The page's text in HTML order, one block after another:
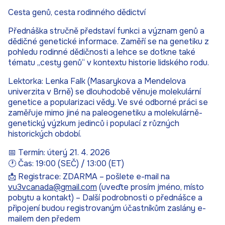
Cesta genů, cesta rodinného dědictví
Přednáška stručně představí funkci a význam genů a
dědičné genetické informace. Zaměří se na genetiku z
pohledu rodinné dědičnosti a lehce se dotkne také
tématu „cesty genů“ v kontextu historie lidského rodu.
Lektorka: Lenka Falk (Masarykova a Mendelova
univerzita v Brně) se dlouhodobě věnuje molekulární
genetice a popularizaci vědy. Ve své odborné práci se
zaměřuje mimo jiné na paleogenetiku a molekulárně-
genetický výzkum jedinců i populací z různých
historických období.
📅 Termín: úterý 21. 4. 2026
🕐 Čas: 19:00 (SEČ) / 13:00 (ET)
📩 Registrace: ZDARMA – pošlete e-mail na
vu3vcanada@gmail.com (uveďte prosím jméno, místo
pobytu a kontakt) – Další podrobnosti o přednášce a
připojení budou registrovaným účastníkům zaslány e-
mailem den předem